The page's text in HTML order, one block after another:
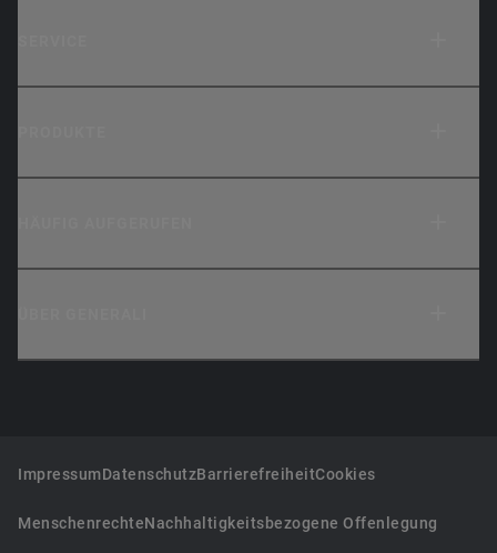
ImpressumDatenschutzBarrierefreiheitCookies
MenschenrechteNachhaltigkeitsbezogene Offenlegung